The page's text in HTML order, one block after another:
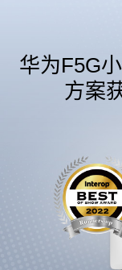
华为F5G
方案